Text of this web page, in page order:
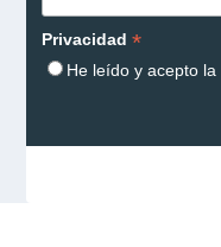
Privacidad *
He leído y acepto la